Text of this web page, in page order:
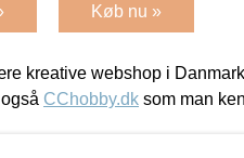
Køb nu »
kreative webshop i
CChobby.dk som man